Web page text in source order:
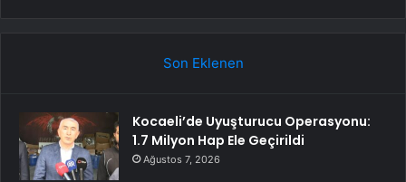
Son Eklenen
Kocaeli’de Uyuşturucu Operasyonu:
1.7 Milyon Hap Ele Geçirildi
Ağustos 7, 2026